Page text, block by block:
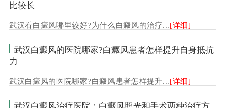
比较长
武汉看白癜风哪里较好?为什么白癜风的治疗...[详细]
武汉白癜风的医院哪家?白癜风患者怎样提升自身抵抗
力
武汉白癜风的医院哪家?白癜风患者怎样提升...[详细]